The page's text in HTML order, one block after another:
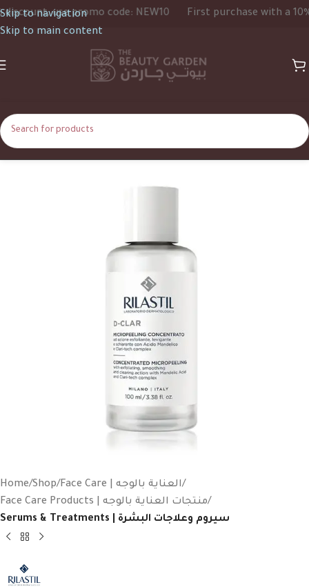
Skip to navigation
Skip to main content
use promo code: NEW10 First purchase with a 10%
Home Shop
Face Care | العناية بالوجه
Face Care Products | منتجات العناية بالوجه
Serums & Treatments | سيروم وعلاجات البشرة